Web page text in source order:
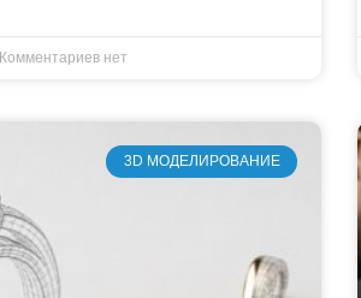
Комментариев нет
3D МОДЕЛИРОВАНИЕ